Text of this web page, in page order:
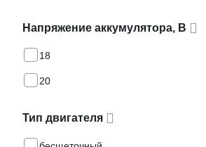
Напряжение аккумулятора, В
18
20
Тип двигателя